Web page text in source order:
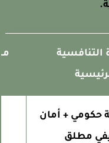
+ أمان
مطلق